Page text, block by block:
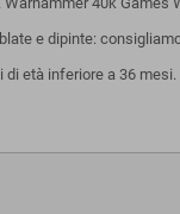
e dipinte:
di età inferiore a 36